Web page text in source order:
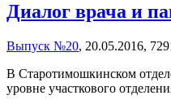
Диалог врача и
Выпуск №20, 20.05.2016,
В Старотимошкинском
уровне участкового